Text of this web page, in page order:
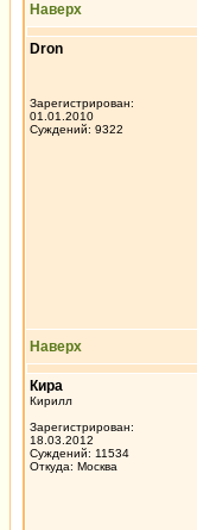
Наверх
Dron
Зарегистрирован:
01.01.2010
Суждений: 9322
Наверх
Кира
Кирилл
Зарегистрирован:
18.03.2012
Суждений: 11534
Откуда: Москва